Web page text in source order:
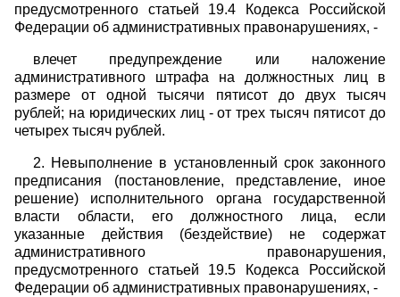
предусмотренного статьей 19.4 Кодекса Российской
Федерации об административных правонарушениях, -
влечет предупреждение или наложение
административного штрафа на должностных лиц в
размере от одной тысячи пятисот до двух тысяч
рублей; на юридических лиц - от трех тысяч пятисот до
четырех тысяч рублей.
2. Невыполнение в установленный срок законного
предписания (постановление, представление, иное
решение) исполнительного органа государственной
власти области, его должностного лица, если
указанные действия (бездействие) не содержат
административного правонарушения,
предусмотренного статьей 19.5 Кодекса Российской
Федерации об административных правонарушениях, -